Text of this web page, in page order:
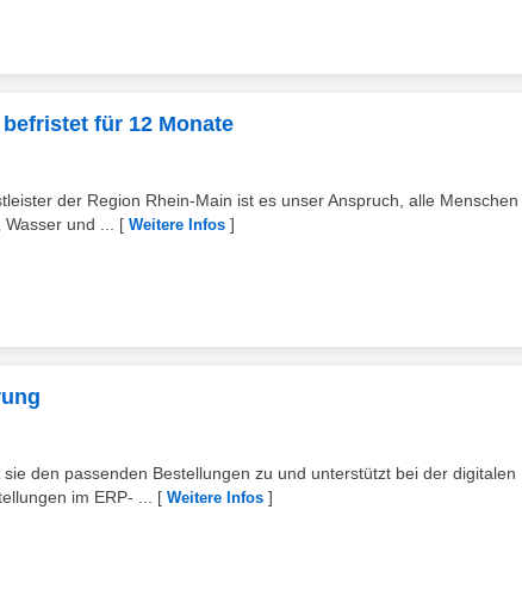
für 12 Monate
der Region Rhein-Main ist es unser Anspruch, alle Menschen
und ...
[ Weitere Infos ]
den passenden Bestellungen zu und unterstützt bei der digitalen
im ERP- ...
[ Weitere Infos ]